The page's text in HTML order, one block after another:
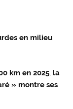
en milieu
km en 2025, la
» montre ses